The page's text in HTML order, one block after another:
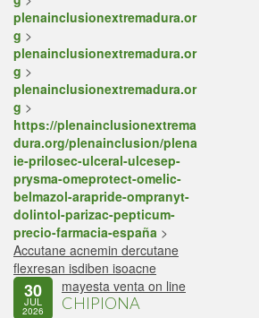
plenainclusionextremadura.or
g >
plenainclusionextremadura.or
g >
plenainclusionextremadura.or
g >
https://plenainclusionextrema
dura.org/plenainclusion/plena
ie-prilosec-ulceral-ulcesep-
prysma-omeprotect-omelic-
belmazol-arapride-ompranyt-
dolintol-parizac-pepticum-
precio-farmacia-españa >
Accutane acnemin dercutane
flexresan isdiben isoacne
mayesta venta on line
30
JUL
2026 CHIPIONA